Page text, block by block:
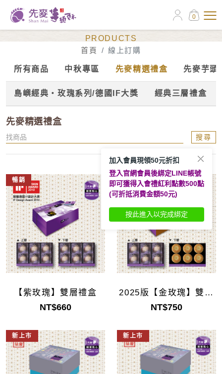
0
PRODUCTS
首頁
線上訂購
所有商品 中秋專區 先麥精選禮盒 先麥芋頭
島嶼經典‧玫瑰系列/德國IF大獎 經典三層禮盒
先麥精選禮盒
搜尋
暢銷
【紫玫瑰】雙層禮盒
NT$660
新上市
2025版【金玫瑰】雙層
禮盒
NT$750
新上市 新上市
加入會員現領50元折扣
登入官網會員後綁定LINE帳號
即可獲得入會禮紅利點數500點
(可折抵消費金額50元)
按此進入以完成綁定